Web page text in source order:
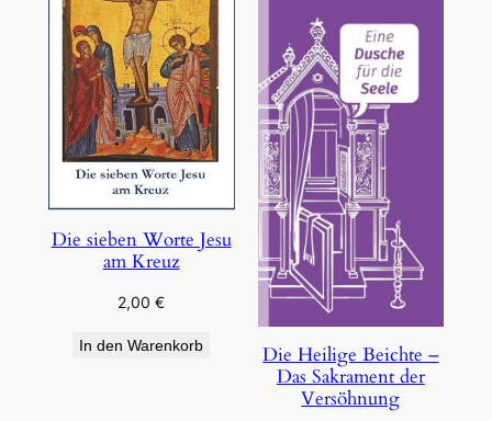
Die sieben Worte Jesu
am Kreuz
2,00€
In den Warenkorb
Die Heilige Beichte –
Das Sakrament der
Versöhnung